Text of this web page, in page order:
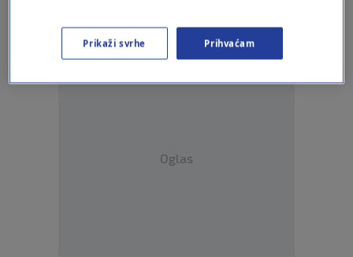
Oglas
Prikaži svrhe Prihvaćam